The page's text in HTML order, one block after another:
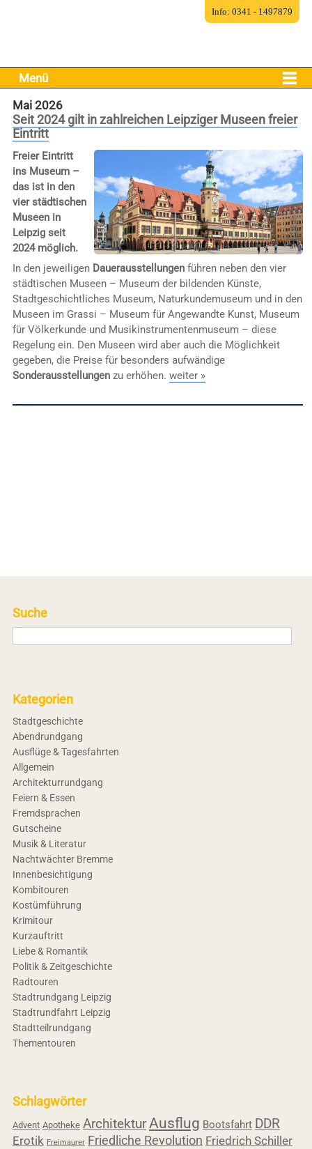
Menü
Mai 2026
Seit 2024 gilt in zahlreichen Leipziger Museen freier
Eintritt
Freier Eintritt
ins Museum –
das ist in den
vier städtischen
Museen in
Leipzig seit
2024 möglich.
In den jeweiligen Dauerausstellungenführen neben den vier
städtischen Museen – Museum der bildenden Künste,
Stadtgeschichtliches Museum, Naturkundemuseum und in den
Museen im Grassi – Museum für Angewandte Kunst, Museum
für Völkerkunde und Musikinstrumentenmuseum – diese
Regelung ein. Den Museen wird aber auch die Möglichkeit
gegeben, die Preise für besonders aufwändige
Sonderausstellungenzu erhöhen. weiter »
Suche
Kategorien
Stadtgeschichte
Abendrundgang
Ausflüge & Tagesfahrten
Allgemein
Architekturrundgang
Feiern & Essen
Fremdsprachen
Gutscheine
Musik & Literatur
Nachtwächter Bremme
Innenbesichtigung
Kombitouren
Kostümführung
Krimitour
Kurzauftritt
Liebe & Romantik
Politik & Zeitgeschichte
Radtouren
Stadtrundgang Leipzig
Stadtrundfahrt Leipzig
Stadtteilrundgang
Thementouren
Schlagwörter
Advent Apotheke Architektur Ausflug Bootsfahrt DDR
Erotik Freimaurer Friedliche Revolution Friedrich Schiller
Info: 0341 - 1497879